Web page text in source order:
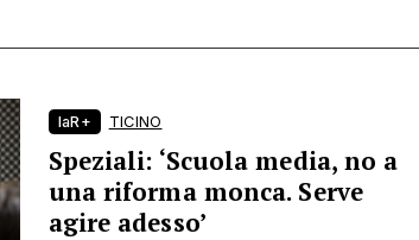
laR+ TICINO
Speziali: ‘Scuola media, no a
una riforma monca. Serve
agire adesso’